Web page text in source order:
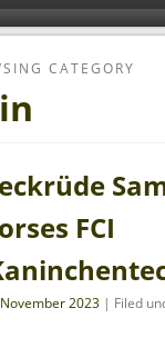
CATEGORY
FCI
2023 | Filed